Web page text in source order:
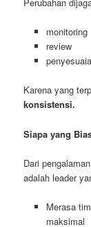
monitoring
review
Karena yang
konsistensi.
Siapa yang
Dari
adalah leader
Merasa
maksimal